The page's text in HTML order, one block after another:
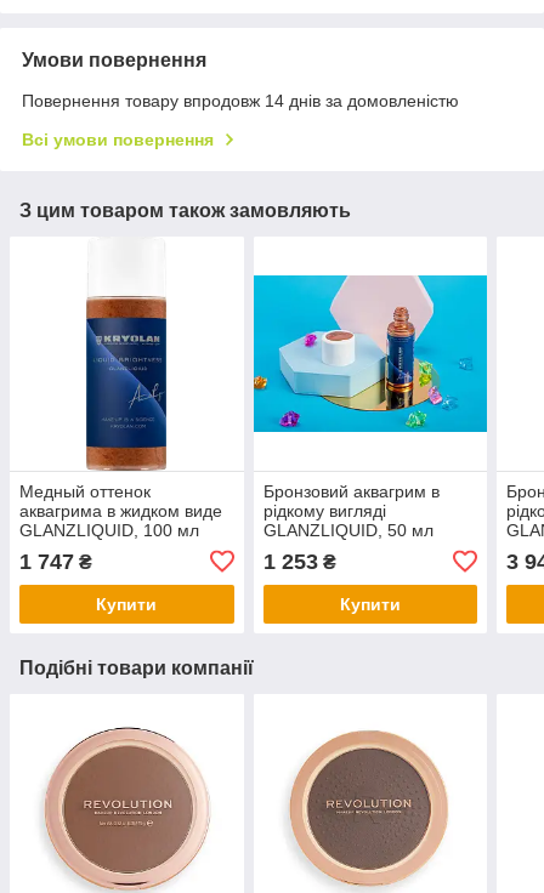
Умови повернення
Повернення товару впродовж 14 днів за домовленістю
Всі умови повернення
З цим товаром також замовляють
Медный оттенок
аквагрима в жидком виде
GLANZLIQUID, 100 мл
1 747 ₴
Купити
Бронзовий аквагрим в
рідкому вигляді
GLANZLIQUID, 50 мл
1 253₴
Купити
3
Подібні товари компанії